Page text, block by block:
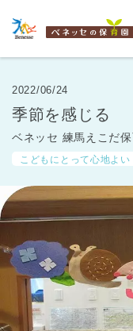
2022/06/24
季節を感じる
ベネッセ 練馬えこだ保
こどもにとって心地よい